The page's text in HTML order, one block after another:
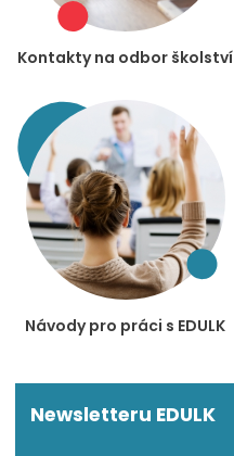
Kontakty na odbor školství
Návody pro práci s EDULK
Newsletteru EDULK